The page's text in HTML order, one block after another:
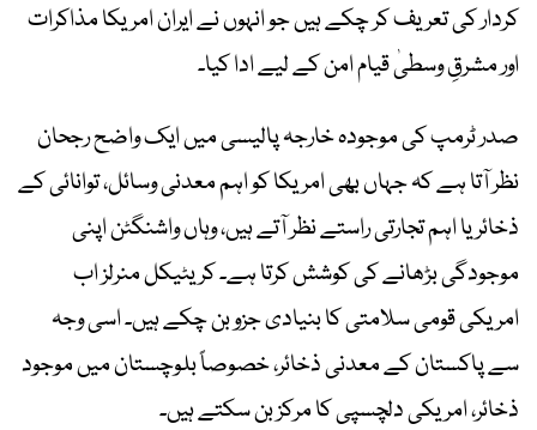
کردار کی تعریف کر چکے ہیں جو انہوں نے ایران امریکا مذاکرات
اور مشرقِ وسطیٰ قیام امن کے لیے ادا کیا۔
صدر ٹرمپ کی موجودہ خارجہ پالیسی میں ایک واضح رجحان
نظر آتا ہے کہ جہاں بھی امریکا کو اہم معدنی وسائل، توانائی کے
ذخائر یا اہم تجارتی راستے نظر آتے ہیں، وہاں واشنگٹن اپنی
موجودگی بڑھانے کی کوشش کرتا ہے۔ کریٹیکل منرلز اب
امریکی قومی سلامتی کا بنیادی جزو بن چکے ہیں۔ اسی وجہ
سے پاکستان کے معدنی ذخائر، خصوصاً بلوچستان میں موجود
ذخائر، امریکی دلچسپی کا مرکز بن سکتے ہیں۔